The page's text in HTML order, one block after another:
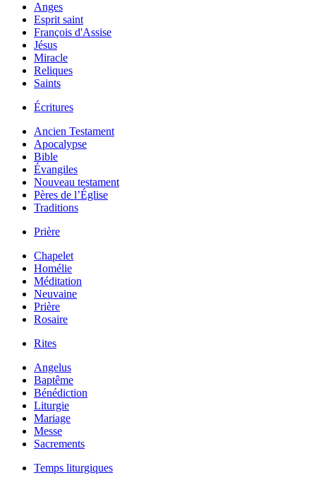
Anges
Esprit saint
François d'Assise
Jésus
Miracle
Reliques
Saints
Écritures
Ancien Testament
Apocalypse
Bible
Évangiles
Nouveau testament
Pères de l’Église
Traditions
Prière
Chapelet
Homélie
Méditation
Neuvaine
Prière
Rosaire
Rites
Angelus
Baptême
Bénédiction
Liturgie
Mariage
Messe
Sacrements
Temps liturgiques